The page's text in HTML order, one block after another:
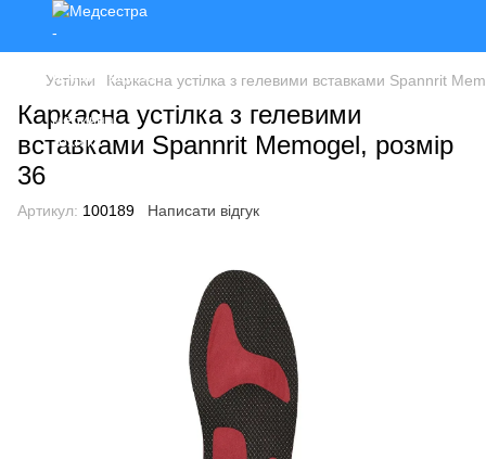
Устілки Каркасна устілка з гелевими вставками Spannrit
Каркасна устілка з гелевими
вставками Spannrit Memogel, розмір
36
Артикул: 100189 Написати відгук